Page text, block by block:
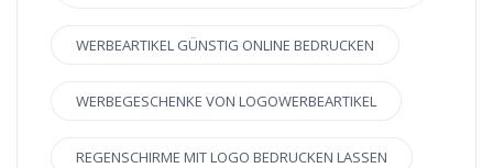
WERBEARTIKEL GÜNSTIG ONLINE BEDRUCKEN
WERBEGESCHENKE VON LOGOWERBEARTIKEL
REGENSCHIRME MIT LOGO BEDRUCKEN LASSEN